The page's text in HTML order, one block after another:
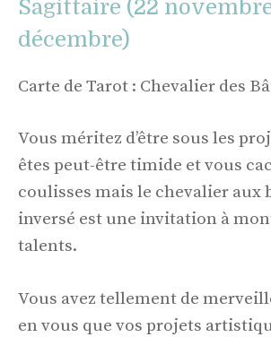
Sagittaire (22
décembre)
Carte de Tarot : Chevalier des
Vous méritez d’être sous les
êtes peut-être timide et vous
coulisses mais le chevalier aux
inversé est une invitation à
talents.
Vous avez tellement de
en vous que vos projets